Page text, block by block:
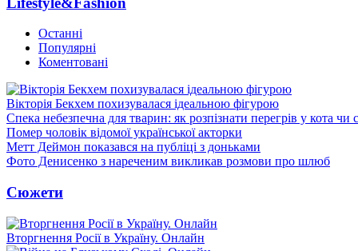
Останні
Популярні
Коментовані
Вікторія Бекхем похизувалася ідеальною фігурою
Спека небезпечна для тварин: як розпізнати перегрів у кота чи
Помер чоловік відомої української акторки
Метт Деймон показався на публіці з доньками
Фото Денисенко з нареченим викликав розмови про шлюб
Сюжети
Вторгнення Росії в Україну. Онлайн